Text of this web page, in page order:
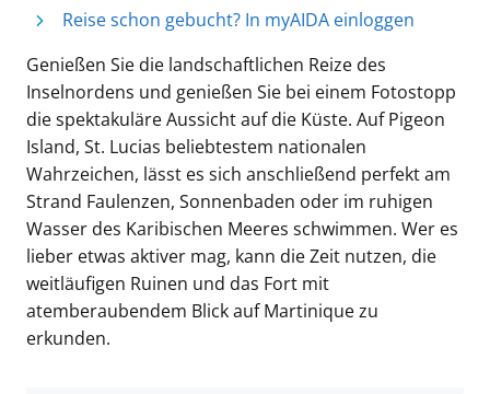
Reise schon gebucht? In myAIDA einloggen
Genießen Sie die landschaftlichen Reize des
Inselnordens und genießen Sie bei einem Fotostopp
die spektakuläre Aussicht auf die Küste. Auf Pigeon
Island, St. Lucias beliebtestem nationalen
Wahrzeichen, lässt es sich anschließend perfekt am
Strand Faulenzen, Sonnenbaden oder im ruhigen
Wasser des Karibischen Meeres schwimmen. Wer es
lieber etwas aktiver mag, kann die Zeit nutzen, die
weitläufigen Ruinen und das Fort mit
atemberaubendem Blick auf Martinique zu
erkunden.